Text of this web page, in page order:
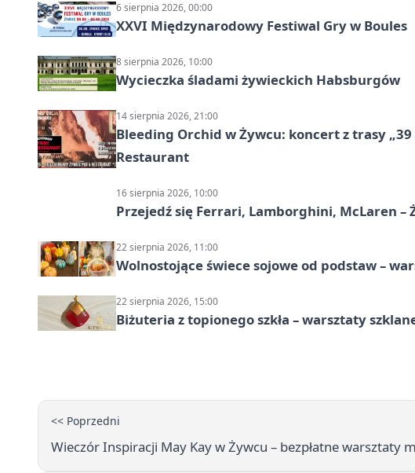
6 sierpnia 2026, 00:00
XXVI Międzynarodowy Festiwal Gry w Boules
8 sierpnia 2026, 10:00
Wycieczka śladami żywieckich Habsburgów
14 sierpnia 2026, 21:00
Bleeding Orchid w Żywcu: koncert z trasy
Restaurant
16 sierpnia 2026, 10:00
Przejedź się Ferrari, Lamborghini, McLaren –
22 sierpnia 2026, 11:00
Wolnostojące świece sojowe od podstaw –
22 sierpnia 2026, 15:00
Biżuteria z topionego szkła – warsztaty
<< Poprzedni
Wieczór Inspiracji May Kay w Żywcu – bezpłatne warsztaty